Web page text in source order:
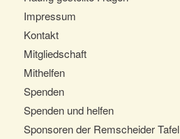
Impressum
Kontakt
Mitgliedschaft
Mithelfen
Spenden
Spenden und helfen
Sponsoren der Remscheider Tafel